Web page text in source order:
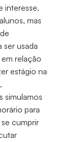
interesse,
mas
ser usada
relação
estágio na
simulamos
para
cumprir